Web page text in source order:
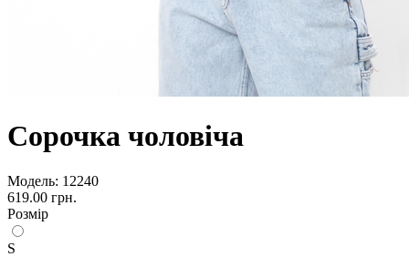
Сорочка чоловіча
Модель: 12240
619.00 грн.
Розмір
S